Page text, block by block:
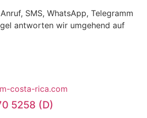
SMS, WhatsApp, Telegramm
antworten wir umgehend auf
costa-rica.com
5258 (D)